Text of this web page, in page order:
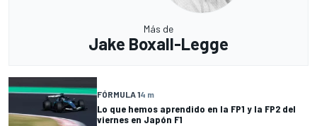
Más de
Jake Boxall-Legge
FÓRMULA 14 m
Lo que hemos aprendido en la FP1 y la FP2 del
viernes en Japón F1